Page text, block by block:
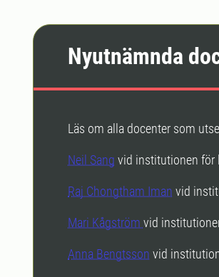
Nyutnämnda
Läs om alla docenter som
Neil Sang vid institutionen för
Raj Chongtham Iman vid
Mari Kågström vid
Anna Bengtsson vid